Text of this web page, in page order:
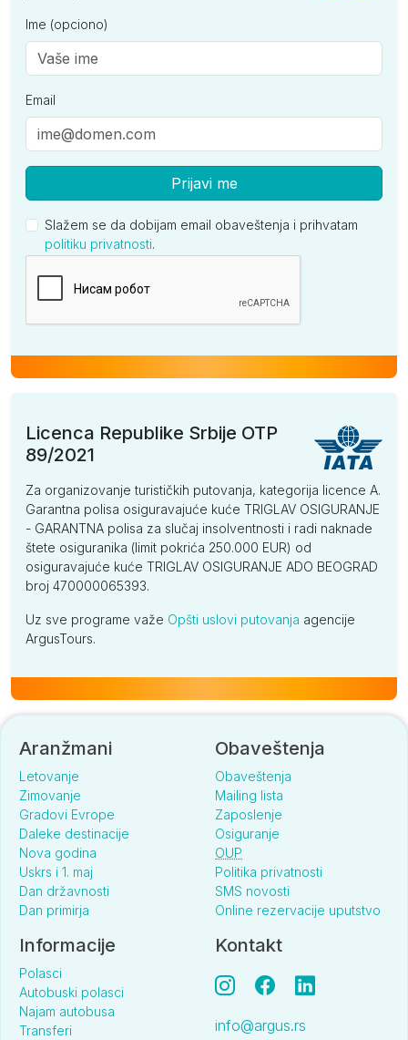
Ime (opciono)
Email
Prijavi me
Slažem se da dobijam email obaveštenja i prihvatam
politiku privatnosti.
Licenca Republike Srbije OTP
89/2021
Za organizovanje turističkih putovanja, kategorija licence A.
Garantna polisa osiguravajuće kuće TRIGLAV OSIGURANJE
- GARANTNA polisa za slučaj insolventnosti i radi naknade
štete osiguranika (limit pokrića 250.000 EUR) od
osiguravajuće kuće TRIGLAV OSIGURANJE ADO BEOGRAD
broj 470000065393.
Uz sve programe važe Opšti uslovi putovanja agencije
ArgusTours.
Aranžmani
Letovanje
Zimovanje
Gradovi Evrope
Daleke destinacije
Nova godina
Uskrs i 1. maj
Dan državnosti
Dan primirja
Obaveštenja
Obaveštenja
Mailing lista
Zaposlenje
Osiguranje
OUP
Politika privatnosti
SMS novosti
Online rezervacije uputstvo
Informacije
Polasci
Autobuski polasci
Najam autobusa
Transferi
Kontakt
info@argus.rs